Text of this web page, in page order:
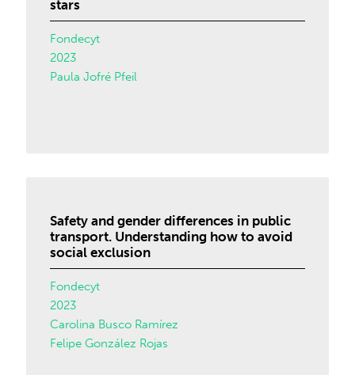
stars
Fondecyt
2023
Paula Jofré Pfeil
Safety and gender differences in public
transport. Understanding how to avoid
social exclusion
Fondecyt
2023
Carolina Busco Ramírez
Felipe González Rojas